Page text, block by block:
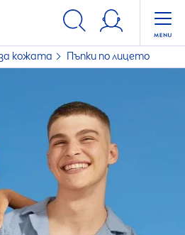
кожата Пъпки по лицето